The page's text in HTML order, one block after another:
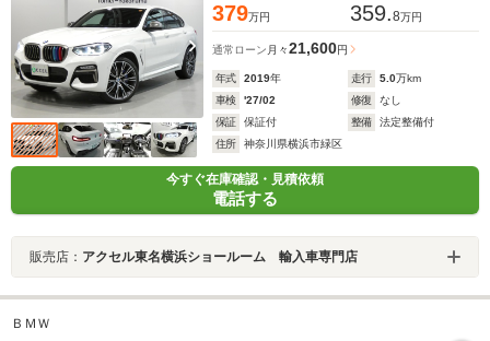
379万円 359.8万円
通常ローン 月々21,600円
年式 2019年 走行 5.0万km
車検
'27/02 修復
なし
保証
保証付 整備
法定整備付
住所
神奈川県横浜市緑区
今すぐ在庫確認・見積依頼
電話する
販売店： アクセル東名横浜ショールーム 輸入車専門店
ＢＭＷ